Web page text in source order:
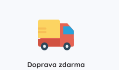
Doprava zdarma